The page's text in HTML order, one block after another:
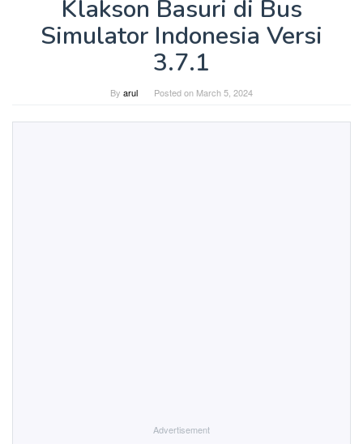
Klakson Basuri di Bus
Simulator Indonesia Versi
3.7.1
By arul Posted on March 5, 2024
Advertisement